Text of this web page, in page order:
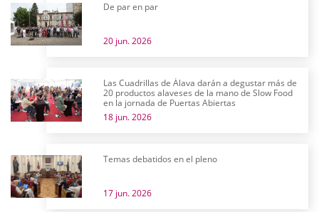
De par en par
20 jun. 2026
Las Cuadrillas de Álava darán a degustar más de
20 productos alaveses de la mano de Slow Food
en la jornada de Puertas Abiertas
18 jun. 2026
Temas debatidos en el pleno
17 jun. 2026